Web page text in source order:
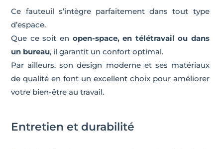
Ce fauteuil s’intègre parfaitement dans tout type
d’espace.
Que ce soit en open-space, en télétravail ou dans
un bureau, il garantit un confort optimal.
Par ailleurs, son design moderne et ses matériaux
de qualité en font un excellent choix pour améliorer
votre bien-être au travail.
Entretien et durabilité